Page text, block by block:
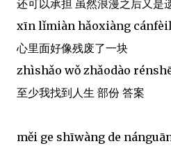
还可以承担 虽然浪漫之后又是
xīn lǐmiàn hǎoxiàng
心里面好像残废了一块
zhìshǎo wǒ zhǎodào
至少我找到人生 部份 答案
měi ge shīwàng de